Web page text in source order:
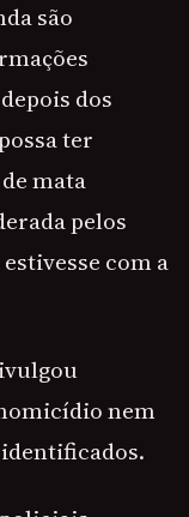
são
dos
ter
mata
pelos
com a
nem